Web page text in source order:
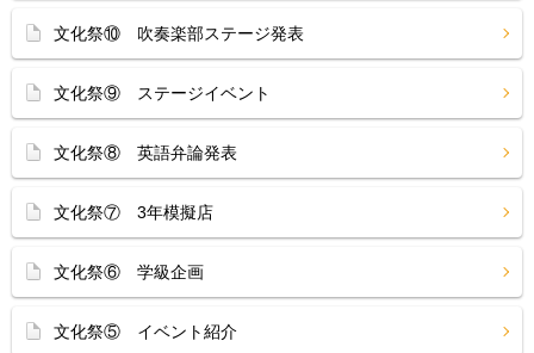
文化祭⑩ 吹奏楽部ステージ発表
文化祭⑨ ステージイベント
文化祭⑧ 英語弁論発表
文化祭⑦ 3年模擬店
文化祭⑥ 学級企画
文化祭⑤ イベント紹介